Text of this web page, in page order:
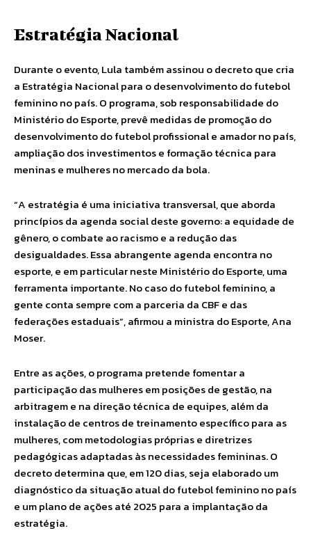
Estratégia Nacional
Durante o evento, Lula também assinou o decreto que cria
a Estratégia Nacional para o desenvolvimento do futebol
feminino no país. O programa, sob responsabilidade do
Ministério do Esporte, prevê medidas de promoção do
desenvolvimento do futebol profissional e amador no país,
ampliação dos investimentos e formação técnica para
meninas e mulheres no mercado da bola.
“A estratégia é uma iniciativa transversal, que aborda
princípios da agenda social deste governo: a equidade de
gênero, o combate ao racismo e a redução das
desigualdades. Essa abrangente agenda encontra no
esporte, e em particular neste Ministério do Esporte, uma
ferramenta importante. No caso do futebol feminino, a
gente conta sempre com a parceria da CBF e das
federações estaduais”, afirmou a ministra do Esporte, Ana
Moser.
Entre as ações, o programa pretende fomentar a
participação das mulheres em posições de gestão, na
arbitragem e na direção técnica de equipes, além da
instalação de centros de treinamento específico para as
mulheres, com metodologias próprias e diretrizes
pedagógicas adaptadas às necessidades femininas. O
decreto determina que, em 120 dias, seja elaborado um
diagnóstico da situação atual do futebol feminino no país
e um plano de ações até 2025 para a implantação da
estratégia.